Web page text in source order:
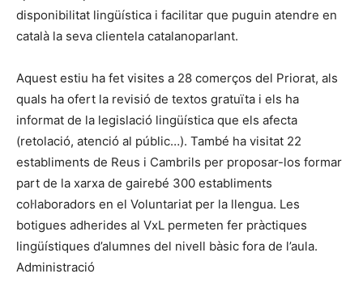
disponibilitat lingüística i facilitar que puguin atendre en
català la seva clientela catalanoparlant.
Aquest estiu ha fet visites a 28 comerços del Priorat, als
quals ha ofert la revisió de textos gratuïta i els ha
informat de la legislació lingüística que els afecta
(retolació, atenció al públic…). També ha visitat 22
establiments de Reus i Cambrils per proposar-los formar
part de la xarxa de gairebé 300 establiments
col·laboradors en el Voluntariat per la llengua. Les
botigues adherides al VxL permeten fer pràctiques
lingüístiques d’alumnes del nivell bàsic fora de l’aula.
Administració